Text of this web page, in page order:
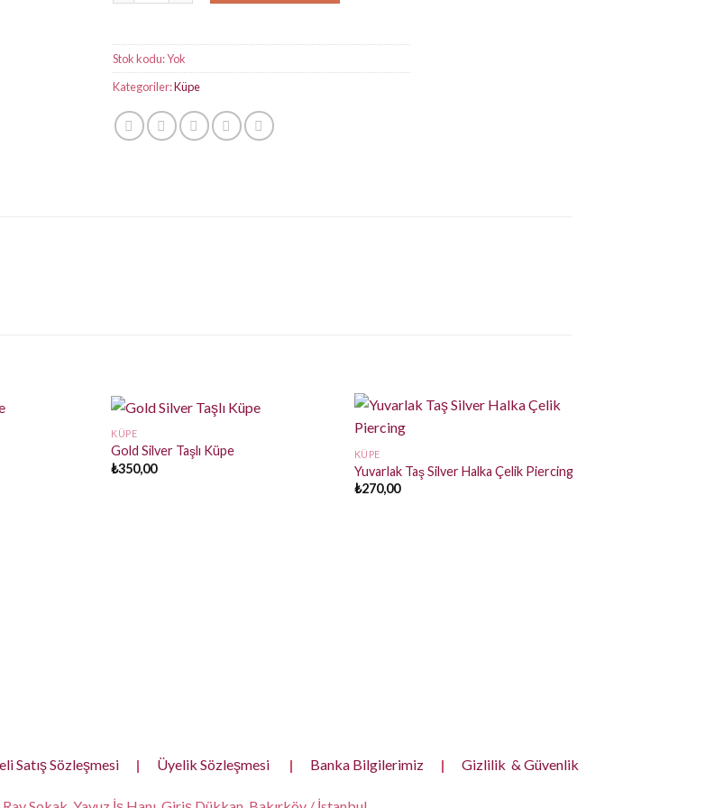
Stok kodu:Yok
Kategoriler:Küpe
KÜPE
Gold Silver Taşlı Küpe
₺350,00
KÜPE
Yuvarlak Taş Silver Halka Çelik Piercing
₺270,00
Satış Sözleşmesi | Üyelik Sözleşmesi | Banka Bilgilerimiz | Gizlilik & Güvenlik